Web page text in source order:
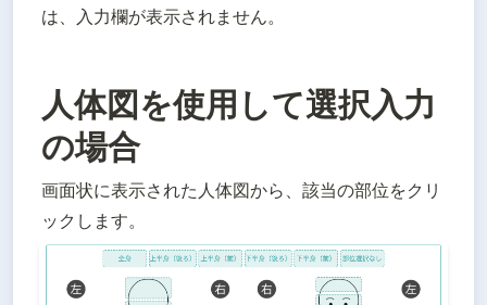
は、入力欄が表示されません。
人体図を使用して選択入力
の場合
画面状に表示された人体図から、該当の部位をクリ
ックします。